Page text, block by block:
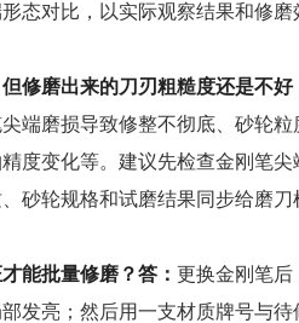
态对比，以实际观察结果和修磨
修磨出来的刀刃粗糙度还是不好
端磨损导致修整不彻底、砂轮
度变化等。建议先检查金刚笔
砂轮规格和试磨结果同步给磨刀
能批量修磨？答： 更换金刚笔后
发亮；然后用一支材质牌号与待